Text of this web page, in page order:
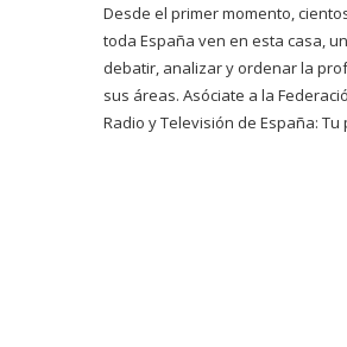
Desde el primer momento,
toda España ven en esta casa,
debatir, analizar y ordenar la
sus áreas. Asóciate a la
Radio y Televisión de España: